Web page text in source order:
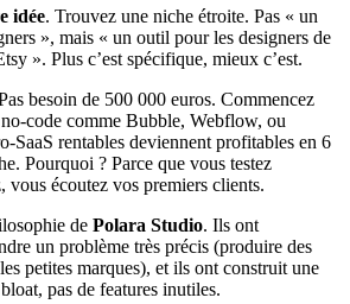
idée. Trouvez une niche étroite. Pas « un
», mais « un outil pour les designers de
». Plus c’est spécifique, mieux c’est.
besoin de 500 000 euros. Commencez
code comme Bubble, Webflow, ou
SaaS rentables deviennent profitables en 6
Pourquoi ? Parce que vous testez
vous écoutez vos premiers clients.
de Polara Studio. Ils ont
un problème très précis (produire des
petites marques), et ils ont construit une
pas de features inutiles.